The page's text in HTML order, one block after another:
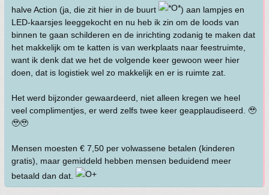
halve Action (ja, die zit hier in de buurt
) aan lampjes en
LED-kaarsjes leeggekocht en nu heb ik zin om de loods van
binnen te gaan schilderen en de inrichting zodanig te maken dat
het makkelijk om te katten is van werkplaats naar feestruimte,
want ik denk dat we het de volgende keer gewoon weer hier
doen, dat is logistiek wel zo makkelijk en er is ruimte zat.
Het werd bijzonder gewaardeerd, niet alleen kregen we heel
veel complimentjes, er werd zelfs twee keer geapplaudiseerd. 🥹
🥹🥹
Mensen moesten € 7,50 per volwassene betalen (kinderen
gratis), maar gemiddeld hebben mensen beduidend meer
betaald dan dat.